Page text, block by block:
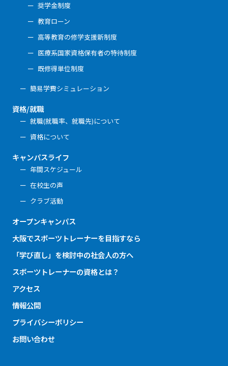
奨学金制度
教育ローン
高等教育の修学支援新制度
医療系国家資格保有者の特待制度
既修得単位制度
簡易学費シミュレーション
資格/就職
就職(就職率、就職先)について
資格について
キャンパスライフ
年間スケジュール
在校生の声
クラブ活動
オープンキャンパス
大阪でスポーツトレーナーを目指すなら
「学び直し」を検討中の社会人の方へ
スポーツトレーナーの資格とは？
アクセス
情報公開
プライバシーポリシー
お問い合わせ